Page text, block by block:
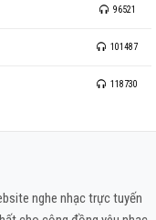
96521
101487
118730
nghe nhạc trực tuyến